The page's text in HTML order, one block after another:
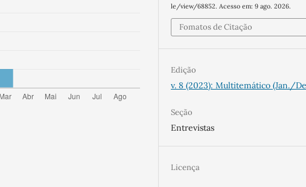
le/view/68852. Acesso em: 9 ago. 2026.
Fomatos de Citação
Edição
v. 8 (2023): Multitemático (Jan./
Seção
Entrevistas
Licença